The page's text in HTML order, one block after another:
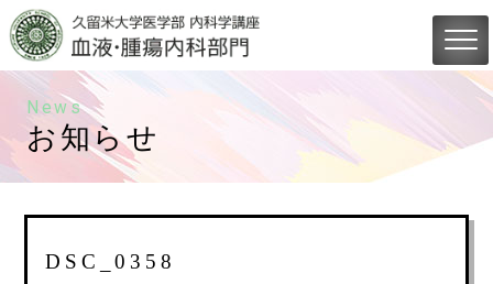
News
お知らせ
DSC_0358